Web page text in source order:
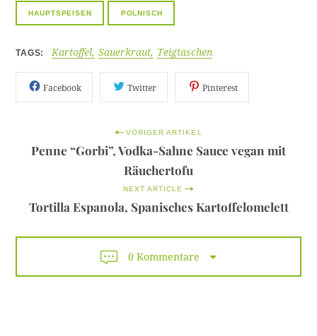
HAUPTSPEISEN POLNISCH
TAGS Kartoffel Sauerkraut Teigtaschen
Facebook Twitter Pinterest
VORIGER ARTIKEL
Penne “Gorbi”, Vodka-Sahne Sauce vegan mit
Räuchertofu
NEXT ARTICLE
Tortilla Espanola, Spanisches Kartoffelomelett
0 Kommentare